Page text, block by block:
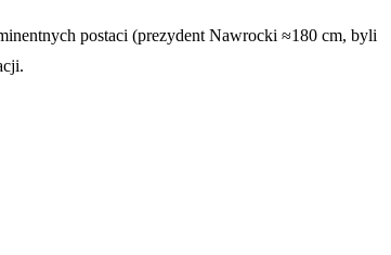
postaci (prezydent Nawrocki ≈180 cm, byli